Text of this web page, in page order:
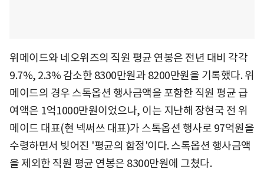
위메이드와 네오위즈의 직원 평균 연봉은 전년 대비 각각
9.7%, 2.3% 감소한 8300만원과 8200만원을 기록했다. 위
메이드의 경우 스톡옵션 행사금액을 포함한 직원 평균 급
여액은 1억1000만원이었으나, 이는 지난해 장현국 전 위
메이드 대표(현 넥써쓰 대표)가 스톡옵션 행사로 97억원을
수령하면서 빚어진 '평균의 함정'이다. 스톡옵션 행사금액
을 제외한 직원 평균 연봉은 8300만원에 그쳤다.